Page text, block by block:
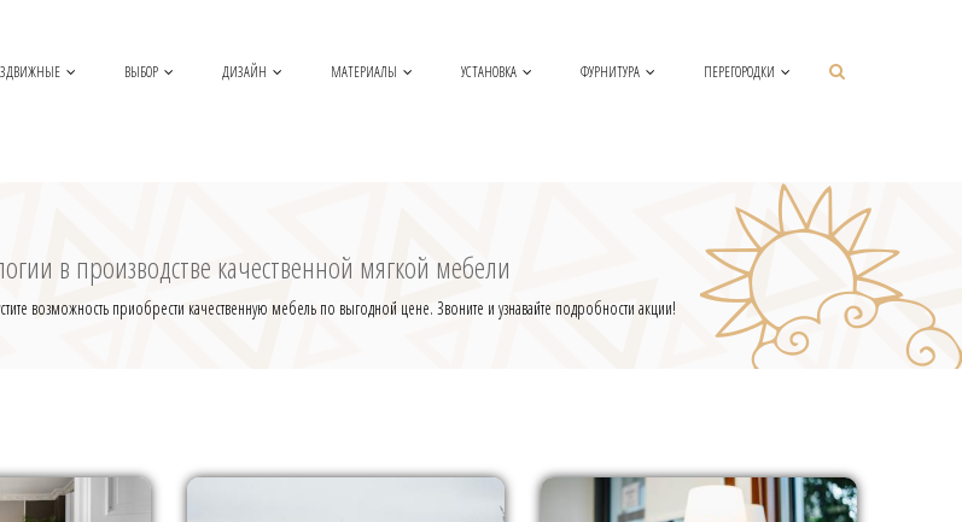
ВЫБОР ДИЗАЙН МАТЕРИАЛЫ УСТАНОВКА ФУРНИТУРА ПЕРЕГОРОДКИ
в производстве качественной мягкой мебели
возможность приобрести качественную мебель по выгодной цене. Звоните и узнавайте подробности акции!